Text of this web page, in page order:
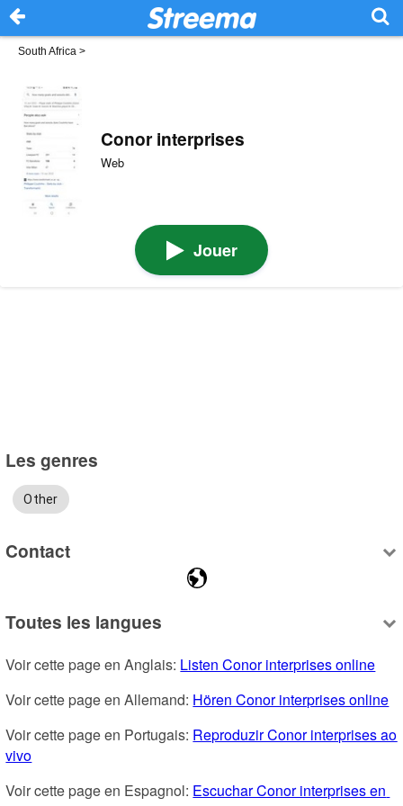
South Africa >
Conor interprises
Web
Jouer
Les genres
Other
Contact
Toutes les langues
Voir cette page en Anglais: Listen Conor interprises online
Voir cette page en Allemand: Hören Conor interprises online
Voir cette page en Portugais: Reproduzir Conor interprises ao
vivo
Voir cette page en Espagnol: Escuchar Conor interprises en